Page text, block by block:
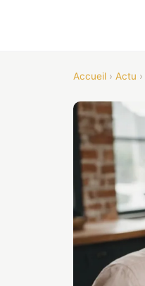
Accueil › Actu ›